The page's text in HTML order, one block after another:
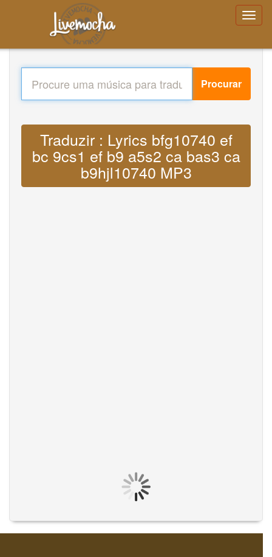
Procurar
Traduzir : Lyrics bfg10740 ef
bc 9cs1 ef b9 a5s2 ca bas3 ca
b9hjl10740 MP3